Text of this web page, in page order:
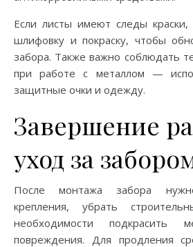
Если листы имеют следы
шлифовку и покраску, чтобы
забора. Также важно соблюдать
при работе с металлом —
защитные очки и одежду.
Завершение
уход за
После монтажа забора
крепления, убрать
необходимости подкрасить
повреждения. Для продления